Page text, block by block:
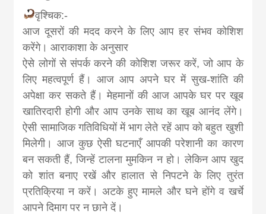
वृश्चिक:-
आज दूसरों की मदद करने के लिए आप हर संभव कोशिश
करेंगे। आराकाशा के अनुसार
ऐसे लोगों से संपर्क करने की कोशिश जरूर करें, जो आप के
लिए महत्वपूर्ण हैं। आज आप अपने घर में सुख-शांति की
अपेक्षा कर सकते हैं। मेहमानों की आज आपके घर पर खूब
खातिरदारी होगी और आप उनके साथ का खूब आनंद लेंगे।
ऐसी सामाजिक गतिविधियों में भाग लेते रहें आप को बहुत खुशी
मिलेगी। आज कुछ ऐसी घटनाएँ आपकी परेशानी का कारण
बन सकती हैं, जिन्हें टालना मुमकिन न हो। लेकिन आप खुद
को शांत बनाए रखें और हालात से निपटने के लिए तुरंत
प्रतिक्रिया न करें। अटके हुए मामले और घने होंगे व खर्चे
आपने दिमाग पर न छाने दें।